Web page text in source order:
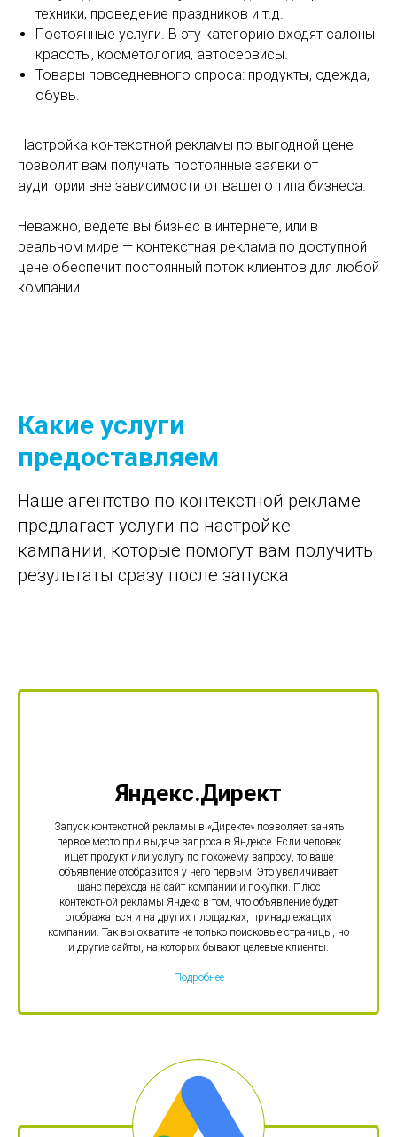
техники, проведение праздников и т.д.
Постоянные услуги. В эту категорию входят салоны
красоты, косметология, автосервисы.
Товары повседневного спроса: продукты, одежда,
обувь.
Настройка контекстной рекламы по выгодной цене
позволит вам получать постоянные заявки от
аудитории вне зависимости от вашего типа бизнеса.
Неважно, ведете вы бизнес в интернете, или в
реальном мире — контекстная реклама по доступной
цене обеспечит постоянный поток клиентов для любой
компании.
Какие услуги
предоставляем
Наше агентство по контекстной рекламе
предлагает услуги по настройке
кампании, которые помогут вам получить
результаты сразу после запуска
Яндекс.Директ
Запуск контекстной рекламы в «Директе» позволяет занять
первое место при выдаче запроса в Яндексе. Если человек
ищет продукт или услугу по похожему запросу, то ваше
объявление отобразится у него первым. Это увеличивает
шанс перехода на сайт компании и покупки. Плюс
контекстной рекламы Яндекс в том, что объявление будет
отображаться и на других площадках, принадлежащих
компании. Так вы охватите не только поисковые страницы, но
и другие сайты, на которых бывают целевые клиенты.
Подробнее